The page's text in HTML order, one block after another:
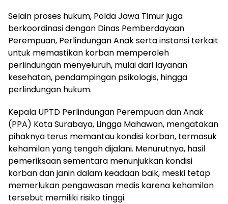
Selain proses hukum, Polda Jawa Timur juga
berkoordinasi dengan Dinas Pemberdayaan
Perempuan, Perlindungan Anak serta instansi terkait
untuk memastikan korban memperoleh
perlindungan menyeluruh, mulai dari layanan
kesehatan, pendampingan psikologis, hingga
perlindungan hukum.
Kepala UPTD Perlindungan Perempuan dan Anak
(PPA) Kota Surabaya, Lingga Mahawan, mengatakan
pihaknya terus memantau kondisi korban, termasuk
kehamilan yang tengah dijalani. Menurutnya, hasil
pemeriksaan sementara menunjukkan kondisi
korban dan janin dalam keadaan baik, meski tetap
memerlukan pengawasan medis karena kehamilan
tersebut memiliki risiko tinggi.